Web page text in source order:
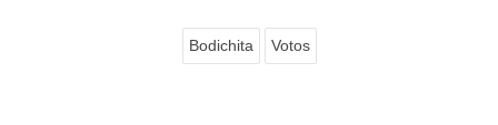
Bodichita Votos